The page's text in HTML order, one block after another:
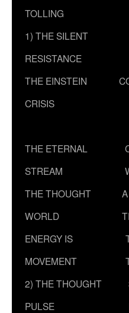
TOLLING
1) THE SILENT
RESISTANCE
THE EINSTEIN
CRISIS
THE ETERNAL
STREAM
THE THOUGHT
WORLD
ENERGY IS
MOVEMENT
2) THE THOUGHT
PULSE